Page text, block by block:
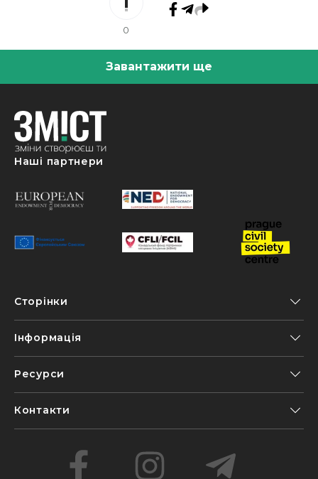
0
Завантажити ще
Наші партнери
Сторінки
Інформація
Ресурси
Контакти